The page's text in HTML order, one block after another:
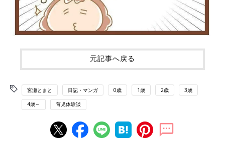
元記事へ戻る
宮瀬とまと 日記・マンガ 0歳 1歳 2歳 3歳
4歳～ 育児体験談